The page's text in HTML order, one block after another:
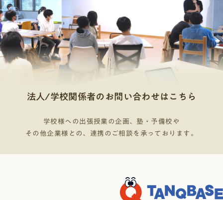
法人/学校関係者のお問い合わせはこちら
学校様への出張授業の企画、塾・予備校や
その他企業様との、連携のご相談を承っております。